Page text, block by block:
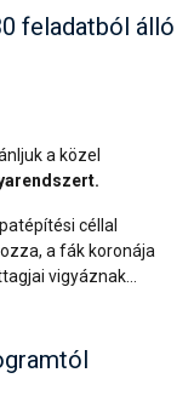
feladatból álló
a közel
céllal
a fák koronája
vigyáznak…